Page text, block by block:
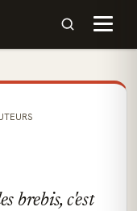
brebis, c'est